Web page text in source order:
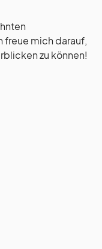
mich darauf,
zu können!